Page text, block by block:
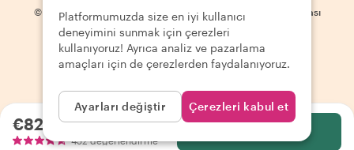
€82.72kişi başı
452 değerlendirme
© 2026 Withlocals.com Gizlilik Politikası | Site haritası
Platformumuzda size en iyi kullanıcı
deneyimini sunmak için çerezleri
kullanıyoruz! Ayrıca analiz ve pazarlama
amaçları için de çerezlerden faydalanıyoruz.
Ayarları değiştir Çerezleri kabul et